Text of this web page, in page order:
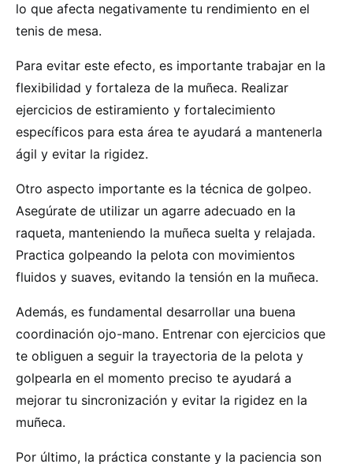
lo que afecta negativamente tu rendimiento en el
tenis de mesa.
Para evitar este efecto, es importante trabajar en la
flexibilidad y fortaleza de la muñeca. Realizar
ejercicios de estiramiento y fortalecimiento
específicos para esta área te ayudará a mantenerla
ágil y evitar la rigidez.
Otro aspecto importante es la técnica de golpeo.
Asegúrate de utilizar un agarre adecuado en la
raqueta, manteniendo la muñeca suelta y relajada.
Practica golpeando la pelota con movimientos
fluidos y suaves, evitando la tensión en la muñeca.
Además, es fundamental desarrollar una buena
coordinación ojo-mano. Entrenar con ejercicios que
te obliguen a seguir la trayectoria de la pelota y
golpearla en el momento preciso te ayudará a
mejorar tu sincronización y evitar la rigidez en la
muñeca.
Por último, la práctica constante y la paciencia son